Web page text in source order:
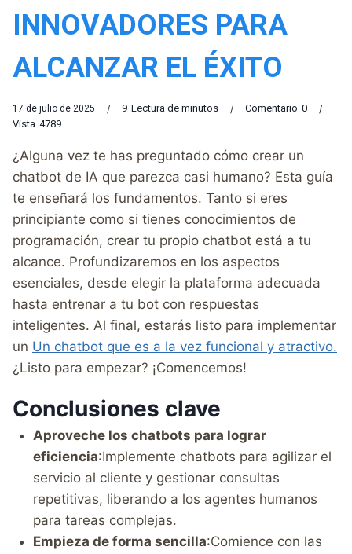
INNOVADORES PARA
ALCANZAR EL ÉXITO
17 de julio de 2025 9 Lectura de minutos 0
Comentario
4789
Vista
¿Alguna vez te has preguntado cómo crear un
chatbot de IA que parezca casi humano? Esta guía
te enseñará los fundamentos. Tanto si eres
principiante como si tienes conocimientos de
programación, crear tu propio chatbot está a tu
alcance. Profundizaremos en los aspectos
esenciales, desde elegir la plataforma adecuada
hasta entrenar a tu bot con respuestas
inteligentes. Al final, estarás listo para implementar
un Un chatbot que es a la vez funcional y atractivo.
¿Listo para empezar? ¡Comencemos!
Conclusiones clave
Aproveche los chatbots para lograr
eficiencia:Implemente chatbots para agilizar el
servicio al cliente y gestionar consultas
repetitivas, liberando a los agentes humanos
para tareas complejas.
Empieza de forma sencilla:Comience con las